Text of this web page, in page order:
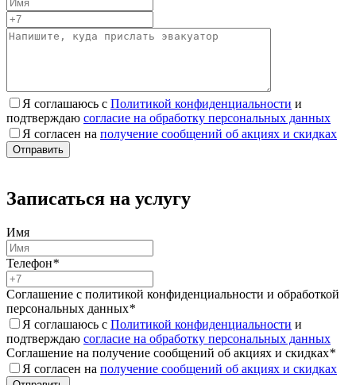
Я соглашаюсь с Политикой конфиденциальности и
подтверждаю согласие на обработку персональных данных
Я согласен на получение сообщений об акциях и скидках
Записаться на услугу
Имя
Телефон*
Соглашение с политикой конфиденциальности и обработкой
персональных данных*
Я соглашаюсь с Политикой конфиденциальности и
подтверждаю согласие на обработку персональных данных
Соглашение на получение сообщений об акциях и скидках*
Я согласен на получение сообщений об акциях и скидках